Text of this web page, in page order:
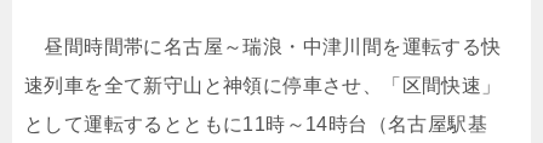
昼間時間帯に名古屋～瑞浪・中津川間を運転する快
速列車を全て新守山と神領に停車させ、「区間快速」
として運転するとともに11時～14時台（名古屋駅基